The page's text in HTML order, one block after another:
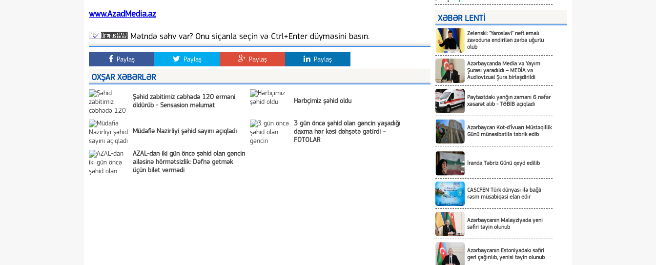
www.AzadMedia.az
Mətndə səhv var? Onu siçanla seçin və Ctrl+Enter düyməsini basın.
Paylaş Paylaş Paylaş Paylaş
OXŞAR XƏBƏRLƏR
Şəhid zabitimiz cəbhədə 120 erməni
öldürüb - Sensasion məlumat
Hərbçimiz şəhid oldu
Müdafiə Nazirliyi şəhid sayını açıqladı
3 gün öncə şəhid olan gəncin yaşadığı
daxma hər kəsi dəhşətə gətirdi –
FOTOLAR
AZAL-dan iki gün öncə şəhid olan gəncin
ailəsinə hörmətsizlik: Dəfnə getmək
üçün bilet vermədi
XƏBƏR LENTİ
Zelenski: "Yaroslavl" neft emalı
zavoduna endirilən zərbə uğurlu
olub
Azərbaycanda Media və Yayım
Şurası yaradıldı – MEDİA və
Audiovizual Şura birləşdirildi
Paytaxtdakı yanğın zamanı 6 nəfər
xəsarət alıb - TƏBİB açıqladı
Azərbaycan Kot-d'İvuarı Müstəqillik
Günü münasibətilə təbrik edib
İranda Təbriz Günü qeyd edilib
CASCFEN Türk dünyası ilə bağlı
rəsm müsabiqəsi elan edir
Azərbaycanın Malayziyada yeni
səfiri təyin olunub
Azərbaycanın Estoniyadakı səfiri
geri çağırılıb, yenisi təyin olunub